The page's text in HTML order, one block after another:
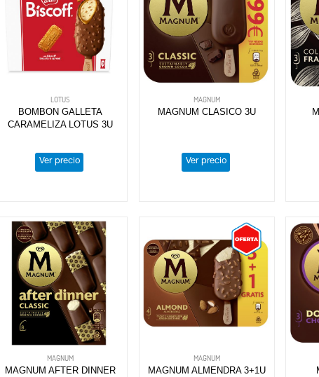
LOTUS
BOMBON GALLETA
CARAMELIZA LOTUS 3U
Ver precio
MAGNUM
MAGNUM CLASICO 3U
Ver precio
MAGNUM
MAGNUM AFTER DINNER
MAGNUM
MAGNUM ALMENDRA 3+1U